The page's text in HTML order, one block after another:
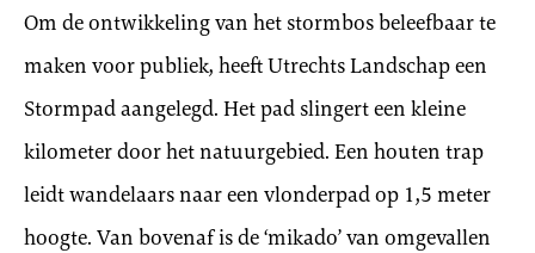
Om de ontwikkeling van het stormbos beleefbaar te
maken voor publiek, heeft Utrechts Landschap een
Stormpad aangelegd. Het pad slingert een kleine
kilometer door het natuurgebied. Een houten trap
leidt wandelaars naar een vlonderpad op 1,5 meter
hoogte. Van bovenaf is de ‘mikado’ van omgevallen